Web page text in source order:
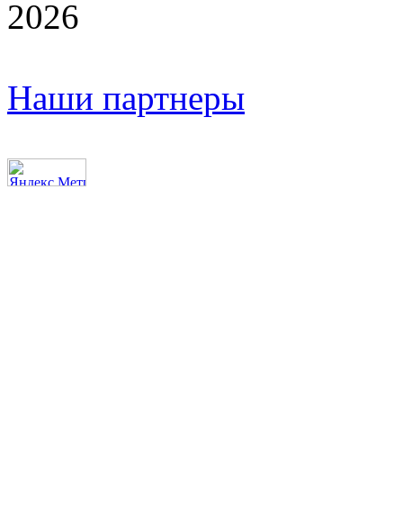
2026
Наши партнеры